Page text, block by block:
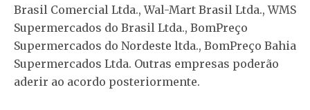
Brasil Comercial Ltda., Wal-Mart Brasil Ltda., WMS
Supermercados do Brasil Ltda., BomPreço
Supermercados do Nordeste ltda., BomPreço Bahia
Supermercados Ltda. Outras empresas poderão
aderir ao acordo posteriormente.